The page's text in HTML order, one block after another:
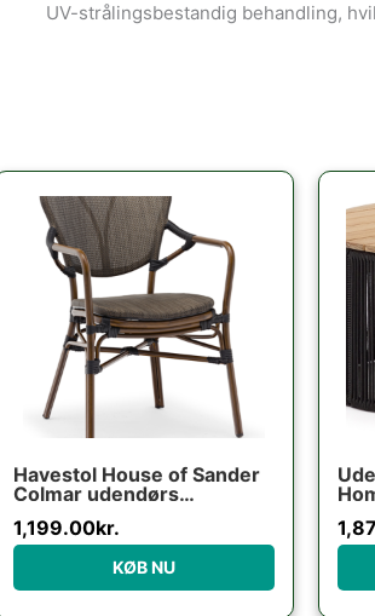
UV-strålingsbestandig behandling,
Havestol House of Sander
Colmar udendørs
lysebrun med sorte
detaljer H84ÃB56ÃL64 cm
1,199.00kr.
KØB NU